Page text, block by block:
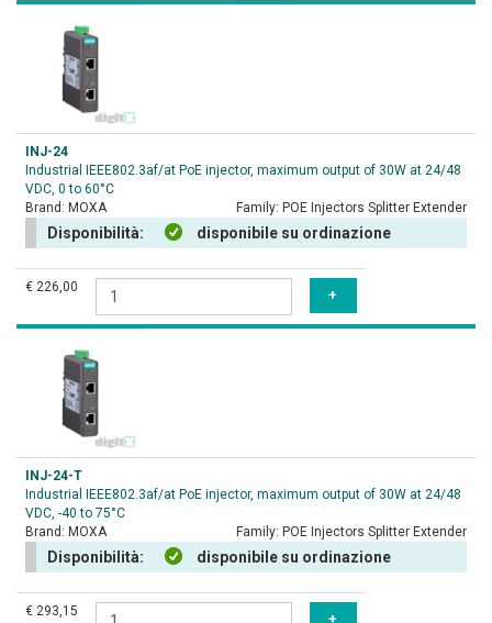
INJ-24
Industrial IEEE802.3af/at PoE injector, maximum output of 30W at 24/48
VDC, 0 to 60°C
Brand: MOXA Family: POE Injectors Splitter Extender
Disponibilità: disponibile su ordinazione
€ 226,00
INJ-24-T
Industrial IEEE802.3af/at PoE injector, maximum output of 30W at 24/48
VDC, -40 to 75°C
Brand: MOXA Family: POE Injectors Splitter Extender
Disponibilità: disponibile su ordinazione
€ 293,15